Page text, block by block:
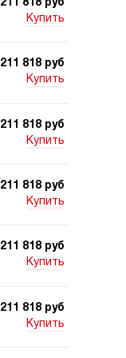
211 818 руб
Купить
211 818 руб
Купить
211 818 руб
Купить
211 818 руб
Купить
211 818 руб
Купить
211 818 руб
Купить